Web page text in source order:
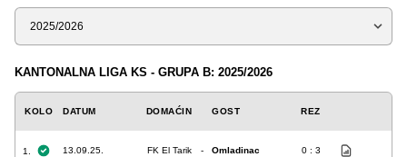
Sezona
KANTONALNA LIGA KS - GRUPA B: 2025/2026
KOLO DATUM DOMAĆIN GOST REZ
1. 13.09.25. FK El Tarik - Omladinac 0 : 3